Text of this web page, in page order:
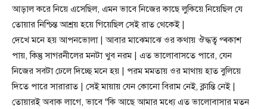
আড়াল করে নিয়ে এসেছিল, এমন ভাবে নিজের কাছে লুকিয়ে নিয়েছিল যে
তোয়ার নিশ্চিন্ত আশ্রয় হয়ে গিয়েছিল সেই রাত থেকেই |
দেখে মনে হয় আপনভোলা | আবার মাঝেমাঝে ওর কথায় ঔদ্ধত্ব প্ৰকাশ
পায়, কিন্তু সাগরনীলের মনটা খুব নরম | এত ভালোবাসতে পারে, যেন
নিজের সবটা ঢেলে দিচ্ছে মনে হয় | পরম মমতায় ওর মাথায় হাত বুলিয়ে
দিতে পারে সারারাত | সেই মায়ায় যেন কোনো বিরাম নেই, ক্লান্তি নেই |
তোয়ারই অবাক লাগে, ভাবে “কি আছে আমার মধ্যে এত ভালোবাসার মতন